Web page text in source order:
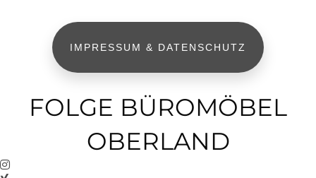
IMPRESSUM & DATENSCHUTZ
FOLGE BÜROMÖBEL
OBERLAND